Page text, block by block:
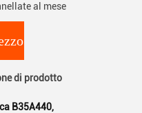
al mese
di prodotto
B35A440,